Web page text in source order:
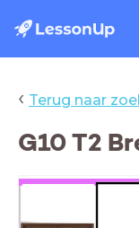
‹ Terug naar
G10 T2